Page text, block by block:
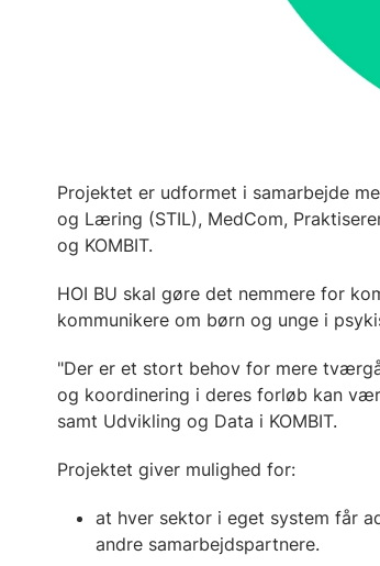
Projektet er udformet i samarbejde
og Læring (STIL), MedCom,
og KOMBIT.
HOI BU skal gøre det nemmere for
kommunikere om børn og unge i
"Der er et stort behov for mere
og koordinering i deres forløb kan
samt Udvikling og Data i KOMBIT.
Projektet giver mulighed for:
at hver sektor i eget system får
andre samarbejdspartnere.